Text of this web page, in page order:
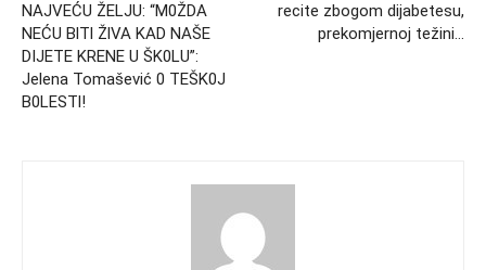
NAJVEĆU ŽELJU: “M0ŽDA
NEĆU BlTl ŽlVA KAD NAŠE
DIJETE KRENE U ŠK0LU”:
Jelena Tomašević 0 TEŠK0J
B0LESTl!
recite zbogom dijabetesu,
prekomjernoj težini…